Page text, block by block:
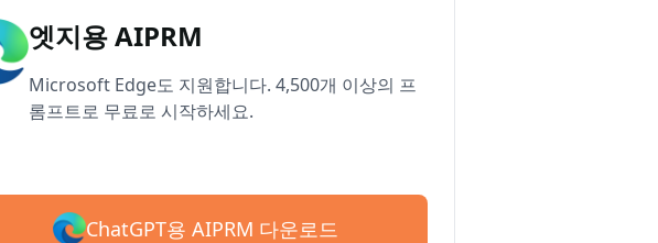
엣지용 AIPRM
Microsoft Edge도 지원합니다. 4,500개 이상의 프
롬프트로 무료로 시작하세요.
ChatGPT용 AIPRM 다운로드